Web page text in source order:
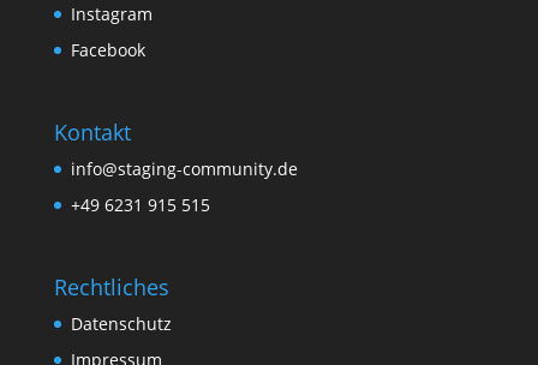
Instagram
Facebook
Kontakt
info@staging-community.de
+49 6231 915 515
Rechtliches
Datenschutz
Impressum